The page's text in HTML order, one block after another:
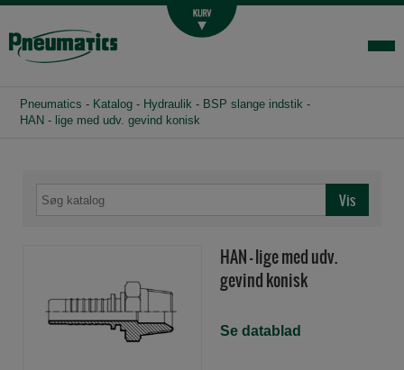
Fittings og slange
Handelsbetingelser
Om os
Pneumatics - Katalog - Hydraulik - BSP slange indstik -
HAN - lige med udv. gevind konisk
HAN - lige med udv.
gevind konisk
Se datablad